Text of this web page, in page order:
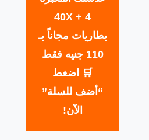
40X + 4
بطاريات مجاناً بـ
🛒 اضغط
“أضف للسلة”